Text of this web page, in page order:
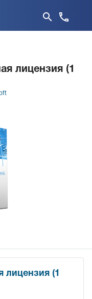
лицензия (1
лицензия (1